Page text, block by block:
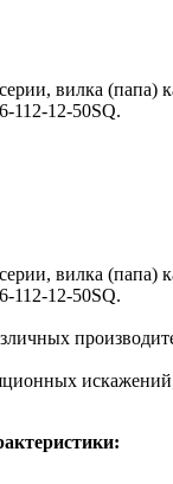
вилка (папа)
112-12-50SQ.
вилка (папа)
112-12-50SQ.